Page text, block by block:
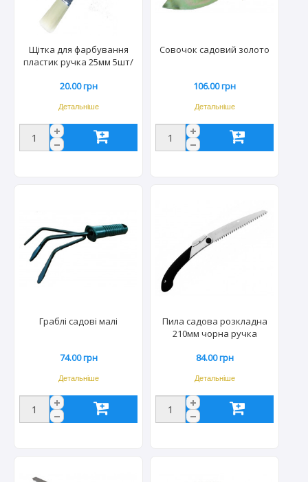
Щітка для фарбування
пластик ручка 25мм 5шт/
20.00 грн
Детальніше
Совочок садовий золото
106.00 грн
Детальніше
Граблі садові малі
74.00 грн
Детальніше
Пила садова розкладна
210мм чорна ручка
84.00 грн
Детальніше